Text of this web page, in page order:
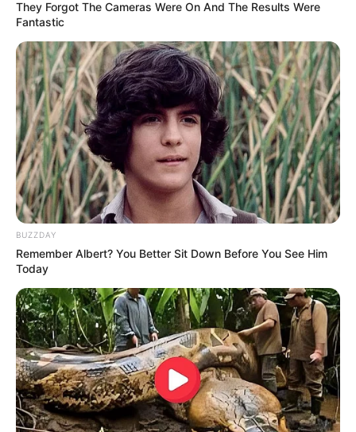
Percobaan Memasak Ini
Justru Hasilkan Maha
Karya
They Forgot The Cameras Were On And The Results Were
Fantastic
BUZZDAY
Remember Albert? You Better Sit Down Before You See Him
Today